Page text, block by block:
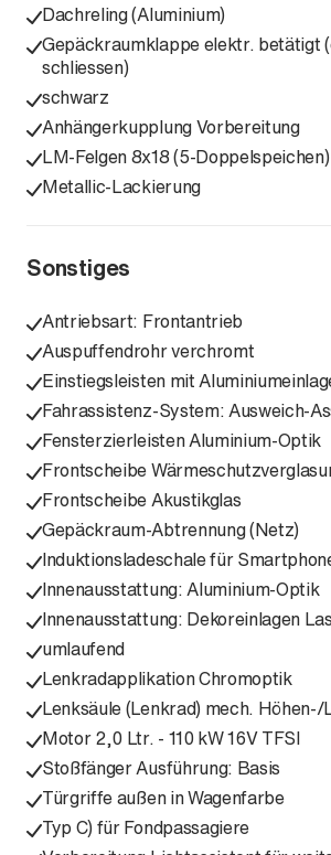
Dachreling (Aluminium)
Gepäckraumklappe elektr. betätigt
schliessen)
schwarz
Anhängerkupplung Vorbereitung
LM-Felgen 8x18 (5-Doppelspeichen)
Metallic-Lackierung
Sonstiges
Antriebsart: Frontantrieb
Auspuffendrohr verchromt
Einstiegsleisten mit
Fahrassistenz-System: Ausweich-
Fensterzierleisten Aluminium-Optik
Frontscheibe
Frontscheibe Akustikglas
Gepäckraum-Abtrennung (Netz)
Induktionsladeschale für
Innenausstattung: Aluminium-Optik
Innenausstattung: Dekoreinlagen
umlaufend
Lenkradapplikation Chromoptik
Lenksäule (Lenkrad) mech.
Motor 2,0 Ltr. - 110 kW 16V TFSI
Stoßfänger Ausführung: Basis
Türgriffe außen in Wagenfarbe
Typ C) für Fondpassagiere